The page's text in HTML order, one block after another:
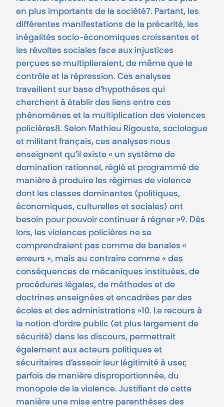
en plus importants de la société7. Partant, les
différentes manifestations de la précarité, les
inégalités socio-économiques croissantes et
les révoltes sociales face aux injustices
perçues se multiplieraient, de même que le
contrôle et la répression. Ces analyses
travaillent sur base d’hypothèses qui
cherchent à établir des liens entre ces
phénomènes et la multiplication des violences
policières8. Selon Mathieu Rigouste, sociologue
et militant français, ces analyses nous
enseignent qu’il existe « un système de
domination rationnel, réglé et programmé de
manière à produire les régimes de violence
dont les classes dominantes (politiques,
économiques, culturelles et sociales) ont
besoin pour pouvoir continuer à régner »9. Dès
lors, les violences policières ne se
comprendraient pas comme de banales «
erreurs », mais au contraire comme « des
conséquences de mécaniques instituées, de
procédures légales, de méthodes et de
doctrines enseignées et encadrées par des
écoles et des administrations »10. Le recours à
la notion d’ordre public (et plus largement de
sécurité) dans les discours, permettrait
également aux acteurs politiques et
sécuritaires d’asseoir leur légitimité à user,
parfois de manière disproportionnée, du
monopole de la violence. Justifiant de cette
manière une mise entre parenthèses des